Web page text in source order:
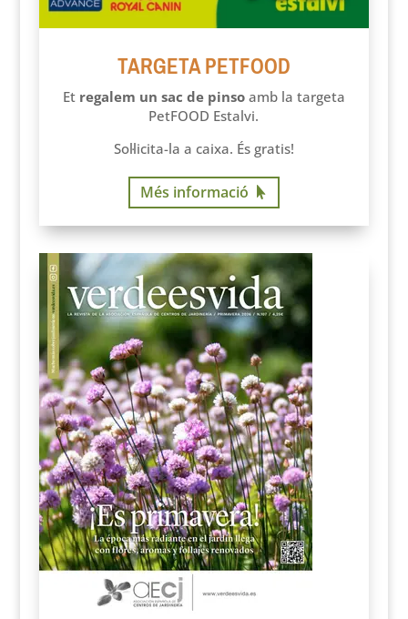
TARGETA PETFOOD
Et regalem un sac de pinsoamb la targeta
PetFOOD Estalvi.
Sol·licita-la a caixa. És gratis!
Més informació